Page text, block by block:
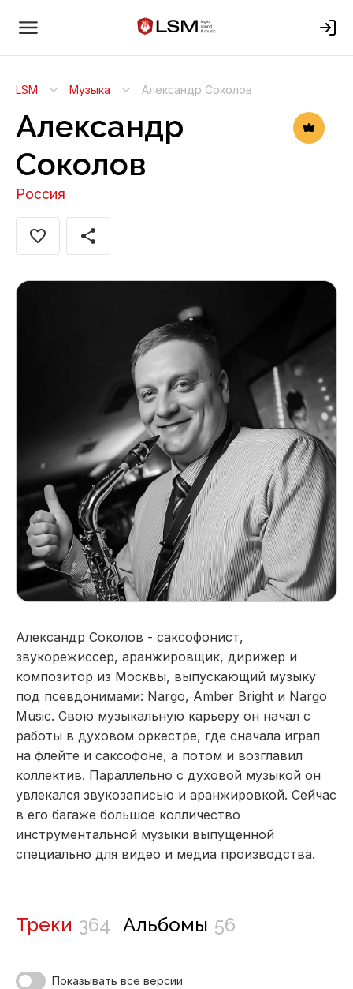
LSM Музыка Александр Соколов
Александр
Соколов
Россия
Александр Соколов - саксофонист,
звукорежиссер, аранжировщик, дирижер и
композитор из Москвы, выпускающий музыку
под псевдонимами: Nargo, Amber Bright и Nargo
Music. Свою музыкальную карьеру он начал с
работы в духовом оркестре, где сначала играл
на флейте и саксофоне, а потом и возглавил
коллектив. Параллельно с духовой музыкой он
увлекался звукозаписью и аранжировкой. Сейчас
в его багаже большое колличество
инструментальной музыки выпущенной
специально для видео и медиа производства.
Треки 364 Альбомы 56
Показывать все версии